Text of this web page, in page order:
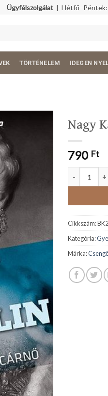
Ügyfélszolgálat |
TÖRTÉNELEM IDEGEN
Nagy
790 Ft
Cikkszám:
Kategória:
Márka: